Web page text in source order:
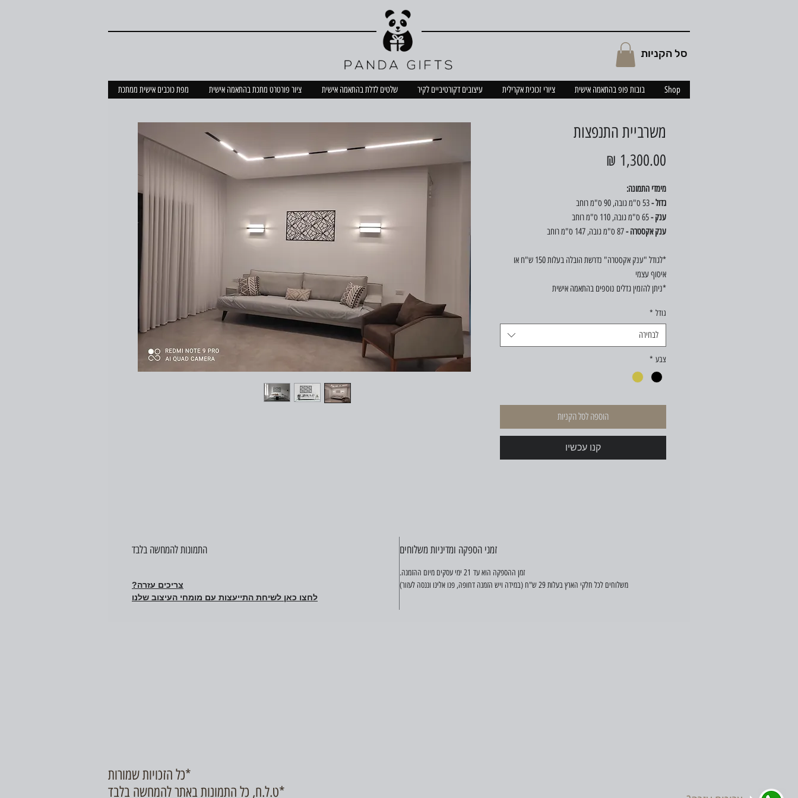
סל הקניות
מפת כוכבים אישית ממתכת ציור פורטרט מתכת בהתאמה אישית שלטים לדלת בהתאמה אישית עיצובים דקורטיביים לקיר ציורי זכוכית אקרילית בובות פופ בהתאמה אישית Shop
משרביית התנפצות
מימדי התמונה:
גדול -53 ס"מ גובה, 90 ס"מ רוחב
ענק -65 ס"מ גובה, 110 ס"מ רוחב
ענק אקסטרה -
*לגודל "ענק אקסטרה" נדרשת הובלה בעלות 150 ש"ח או
איסוף עצמי
*ניתן להזמין גדלים נוספים בהתאמה אישית
גודל *
לבחירה
צבע *
הוספה לסל הקניות
קנו עכשיו
זמני הספקה ומדיניות משלוחים
זמן ההספקה הוא עד 21 ימי עסקים מיום ההזמנה.
משלוחים לכל חלקי הארץ בעלות 29 ש"ח (במידה ויש הזמנה דחופה, פנו אלינו וננסה לעזור)
התמונות להמחשה בלבד
צריכים עזרה?
לחצו כאן לשיחת התייעצות עם מומחי העיצוב שלנו
כל הזכויות שמורות*
ט.ל.ח, כל התמונות באתר להמחשה בלבד*